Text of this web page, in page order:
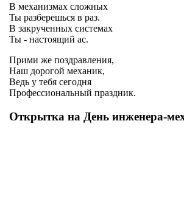
В механизмах сложных
Ты разберешься в раз.
В закрученных системах
Ты - настоящий ас.
Прими же поздравления,
Наш дорогой механик,
Ведь у тебя сегодня
Профессиональный праздник.
Открытка на День инженера-